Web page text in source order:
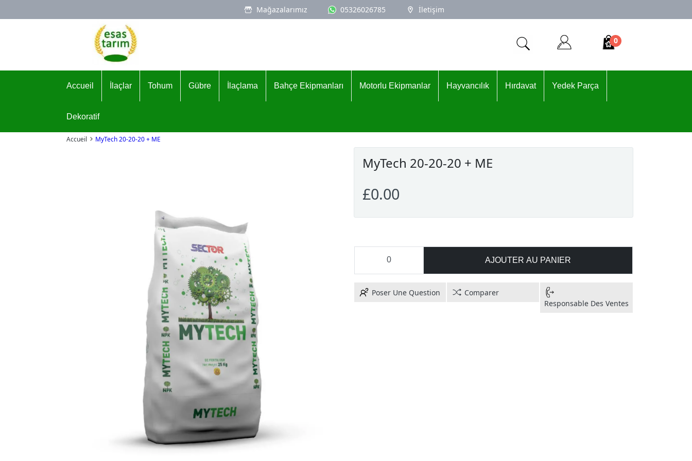
Mağazalarımız 05326026785 İletişim
Logo
0
Accueil İlaçlar Tohum Gübre İlaçlama Bahçe Ekipmanları Motorlu Ekipmanlar Hayvancılık Hırdavat Yedek Parça
Dekoratif
Accueil MyTech 20-20-20 + ME
MyTech 20-20-20 + ME
£0.00
AJOUTER AU PANIER
Poser Une Question
Comparer
Responsable Des Ventes